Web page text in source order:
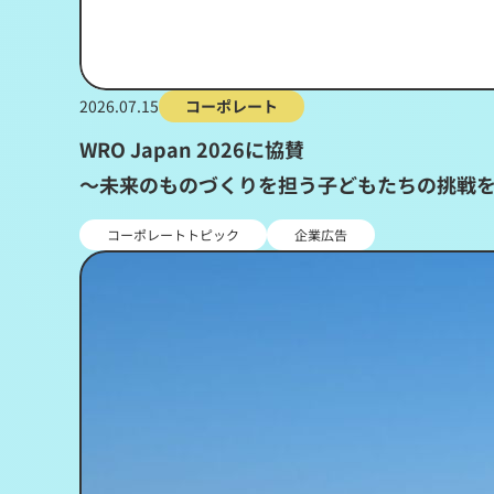
2026.07.15 コーポレート
WRO Japan 2026に協賛
～未来のものづくりを担う子どもたちの挑戦
コーポレートトピック 企業広告